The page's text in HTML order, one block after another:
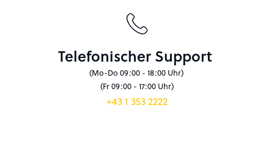
Telefonischer Support
(Mo-Do 09:00 - 18:00 Uhr)
(Fr 09:00 - 17:00 Uhr)
+43 1 353 2222